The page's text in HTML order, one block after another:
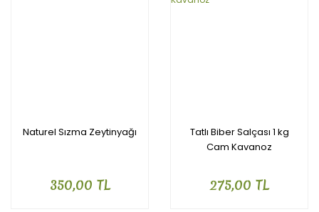
Naturel Sızma Zeytinyağı
350,00 TL
Tatlı Biber Salçası 1 kg
Cam Kavanoz
275,00 TL